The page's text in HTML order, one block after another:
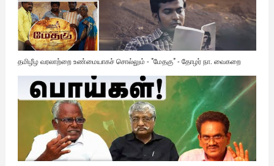
தமிழீழ வரலாற்றை உண்மையாகச் சொல்லும் - "மேதகு" - தோழர் நா. வைகறை